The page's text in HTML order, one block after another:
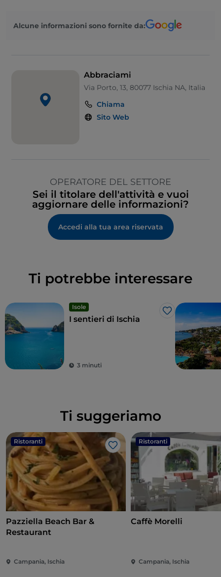
Alcune informazioni sono fornite da:
Abbraciami
Via Porto, 13, 80077 Ischia NA, Italia
Chiama
Sito Web
OPERATORE DEL SETTORE
Sei il titolare dell'attività e vuoi
aggiornare delle informazioni?
Accedi alla tua area riservata
Ti potrebbe interessare
Isole
Like
I sentieri di Ischia
3 minuti
Ti suggeriamo
Ristoranti
Like
Pazziella Beach Bar &
Restaurant
Campania, Ischia
Ristoranti
Caffè Morelli
Campania, Ischia